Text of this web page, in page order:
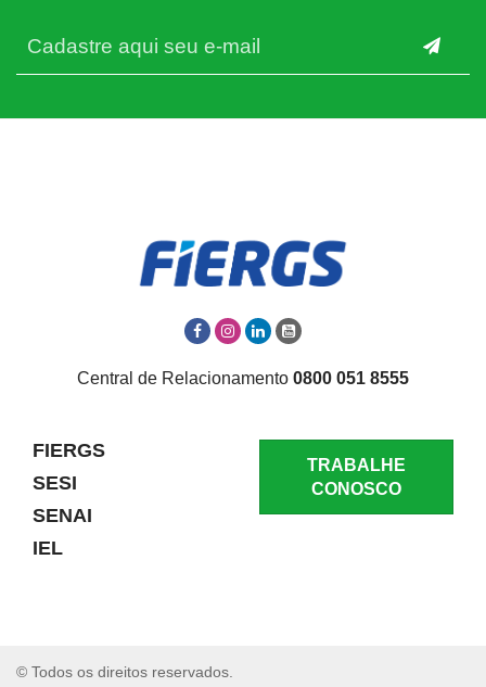
Central de Relacionamento 0800 051 8555
FIERGS
SESI
SENAI
IEL
TRABALHE
CONOSCO
© Todos os direitos reservados.